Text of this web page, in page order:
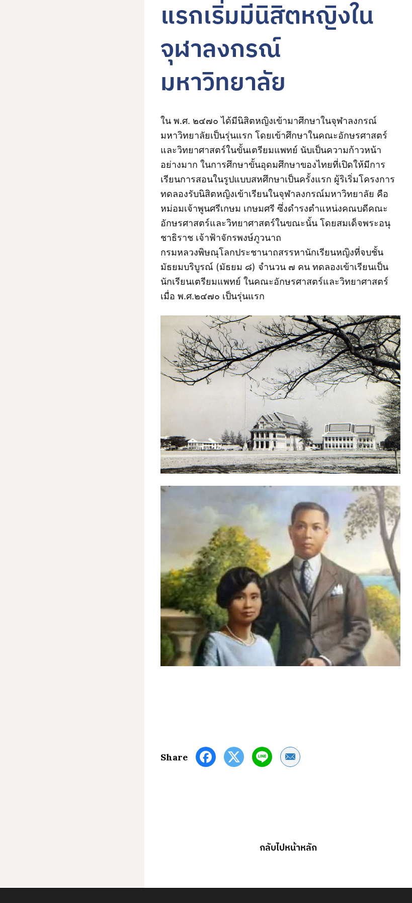
แรกเริ่มมีนิสิตหญิงใน
จุฬาลงกรณ์
มหาวิทยาลัย
ใน พ.ศ. ๒๔๗๐ ได้มีนิสิตหญิงเข้ามาศึกษาในจุฬาลงกรณ์
มหาวิทยาลัยเป็นรุ่นแรก โดยเข้าศึกษาในคณะอักษรศาสตร์
และวิทยาศาสตร์ในขั้นเตรียมแพทย์ นับเป็นความก้าวหน้า
อย่างมาก ในการศึกษาขั้นอุดมศึกษาของไทยที่เปิดให้มีการ
เรียนการสอนในรูปแบบสหศึกษาเป็นครั้งแรก ผู้ริเริ่มโครงการ
ทดลองรับนิสิตหญิงเข้าเรียนในจุฬาลงกรณ์มหาวิทยาลัย คือ
หม่อมเจ้าพูนศรีเกษม เกษมศรี ซึ่งดำรงตำแหน่งคณบดีคณะ
อักษรศาสตร์และวิทยาศาสตร์ในขณะนั้น โดยสมเด็จพระอนุ
ชาธิราช เจ้าฟ้าจักรพงษ์ภูวนาถ
กรมหลวงพิษณุโลกประชานาถสรรหานักเรียนหญิงที่จบชั้น
มัธยมบริบูรณ์ (มัธยม ๘) จำนวน ๗ คน ทดลองเข้าเรียนเป็น
นักเรียนเตรียมแพทย์ ในคณะอักษรศาสตร์และวิทยาศาสตร์
เมื่อ พ.ศ.๒๔๗๐ เป็นรุ่นแรก
Share Share by Email
กลับไปหน้าหลัก